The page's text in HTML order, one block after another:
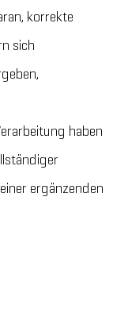
korrekte
sich
haben
ergänzenden